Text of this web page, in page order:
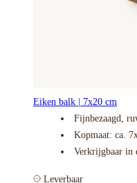
Eiken balk | 7x20 cm
Fijnbezaagd,
Kopmaat: ca.
Verkrijgbaar in
Leverbaar